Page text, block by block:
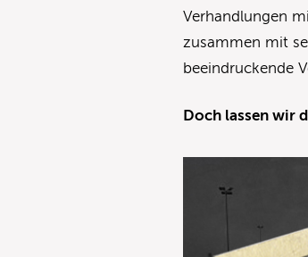
Verhandlungen
zusammen mit
beeindruckende
Doch lassen wir